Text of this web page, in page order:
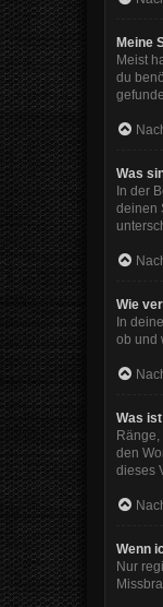
Meine
Meist
du
Was
In der
deinen
Wie
In
ob und
Was
den
dieses
Wenn
Nur